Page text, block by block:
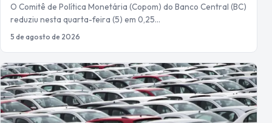
O Comitê de Política Monetária (Copom) do Banco Central (BC)
reduziu nesta quarta-feira (5) em 0,25…
5 de agosto de 2026